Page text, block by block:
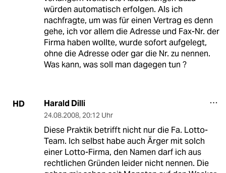
würden automatisch erfolgen. Als ich
nachfragte, um was für einen Vertrag es denn
gehe, ich vor allem die Adresse und Fax-Nr. der
Firma haben wollte, wurde sofort aufgelegt,
ohne die Adresse oder gar die Nr. zu nennen.
Was kann, was soll man dagegen tun ?
HD Harald Dilli
24.08.2008, 20:12 Uhr
Diese Praktik betrifft nicht nur die Fa. Lotto-
Team. Ich selbst habe auch Ärger mit solch
einer Lotto-Firma, den Namen darf ich aus
rechtlichen Gründen leider nicht nennen. Die